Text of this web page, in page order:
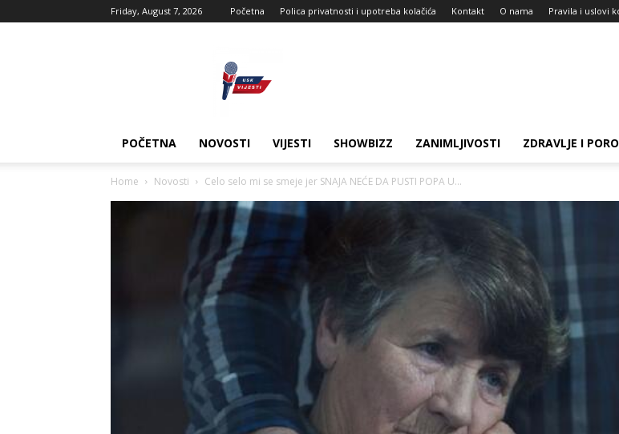
Friday, August 7, 2026 Početna Polica privatnosti i upotreba kolačića Kontakt O nama Pravila i uslovi
POČETNA NOVOSTI VIJESTI SHOWBIZZ ZANIMLJIVOSTI ZDRAVLJE I
Home Novosti Celo selo mi se smeje jer SNAJA NEĆE DA PUSTI POPA U...